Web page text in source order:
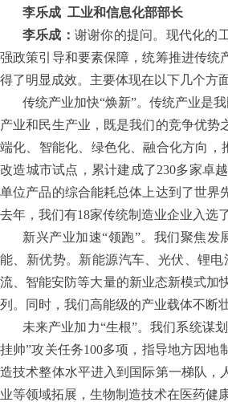
李乐成 工业和信息化部部长
李乐成： 谢谢你的提问。现代化的
强政策引导和要素保障，统筹推进传统
得了明显成效。主要体现在以下几个方
传统产业加快“焕新”。传统产业是
产业和民生产业，既是我们的竞争优
端化、智能化、绿色化、融合化方向，
改造城市试点，累计建成了230多家卓
单位产品的综合能耗总体上达到了世界
去年，我们有18家传统制造业企业入选
新兴产业加速“领跑”。我们聚焦
能、新优势。新能源汽车、光伏、锂
流、智能安防等大量的新业态新模式加
列。同时，我们高能级的产业载体不断
未来产业加力“生根”。我们系统谋
挂帅”攻关任务100多项，指导地方因
造技术整体水平进入到国际第一梯队，
业等领域拓展，生物制造技术在医药健